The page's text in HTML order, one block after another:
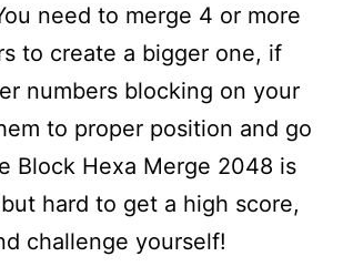
need to merge 4 or more
to create a bigger one, if
numbers blocking on your
to proper position and go
Block Hexa Merge 2048 is
hard to get a high score,
challenge yourself!